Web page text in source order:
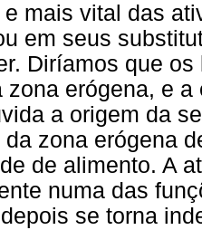
e mais vital das
em seus
Diríamos que
zona erógena, e
a origem da
zona erógena
de alimento. A
numa das
se torna